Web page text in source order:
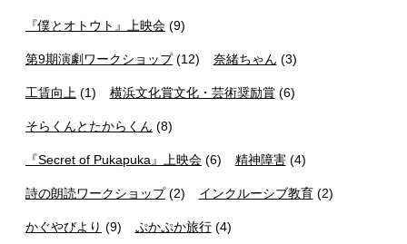
『僕とオトウト』上映会 (9)
第9期演劇ワークショップ(12) 奈緒ちゃん (3)
工賃向上 (1) 横浜文化賞文化・芸術奨励賞(6)
そらくんとたからくん (8)
『Secret of Pukapuka』上映会 (6) 精神障害(4)
詩の朗読ワークショップ(2) インクルーシブ教育(2)
かぐやびより (9) ぷかぷか旅行(4)